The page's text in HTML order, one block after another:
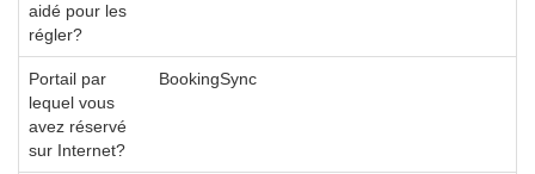
aidé pour les
régler?
Portail par
lequel vous
avez réservé
sur Internet?
BookingSync